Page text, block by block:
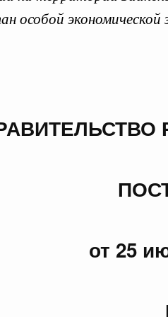
особой
от 25
со справками к